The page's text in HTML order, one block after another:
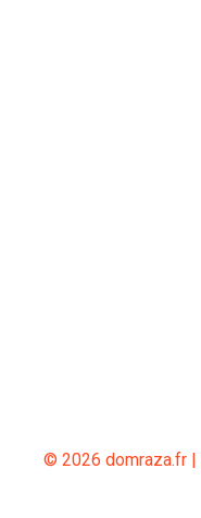
© 2026 domraza.fr |